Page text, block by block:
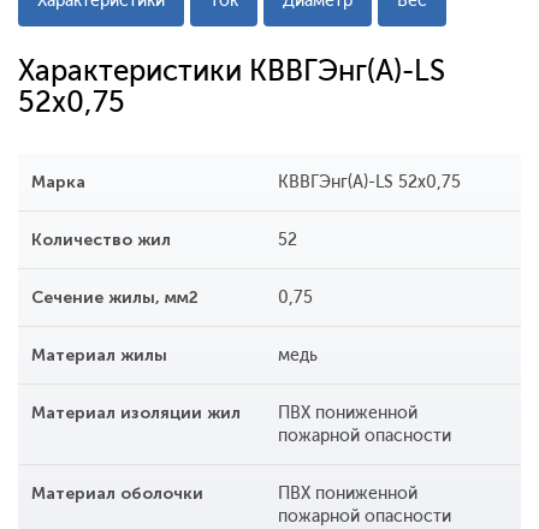
Характеристики КВВГЭнг(A)-LS
52х0,75
Марка КВВГЭнг(A)-LS 52х0,75
Количество жил 52
Сечение жилы, мм2 0,75
Материал жилы медь
Материал изоляции жил
ПВХ пониженной
пожарной опасности
Материал оболочки
ПВХ пониженной
пожарной опасности